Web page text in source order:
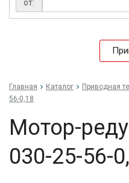
от:
Главная Каталог Приводная
56-0,18
Мо­тор-
030-25-56-